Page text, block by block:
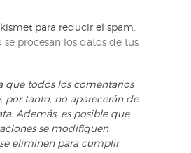
para reducir el spam.
procesan los datos de tus
que todos los comentarios
por tanto, no aparecerán de
Además, es posible que
se modifiquen
eliminen para cumplir